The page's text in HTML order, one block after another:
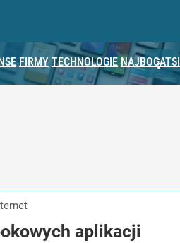
FIRMY TECHNOLOGIE NAJBOGATSI
aplikacji